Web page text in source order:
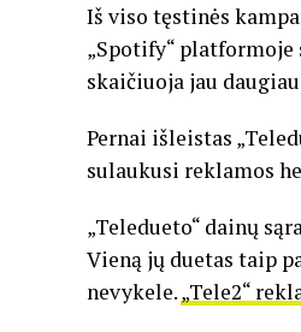
Iš viso tęstinės
„Spotify“
skaičiuoja jau
Pernai išleistas
sulaukusi reklamos
„Teledueto“ dainų
Vieną jų duetas taip
nevykele.„Tele2“